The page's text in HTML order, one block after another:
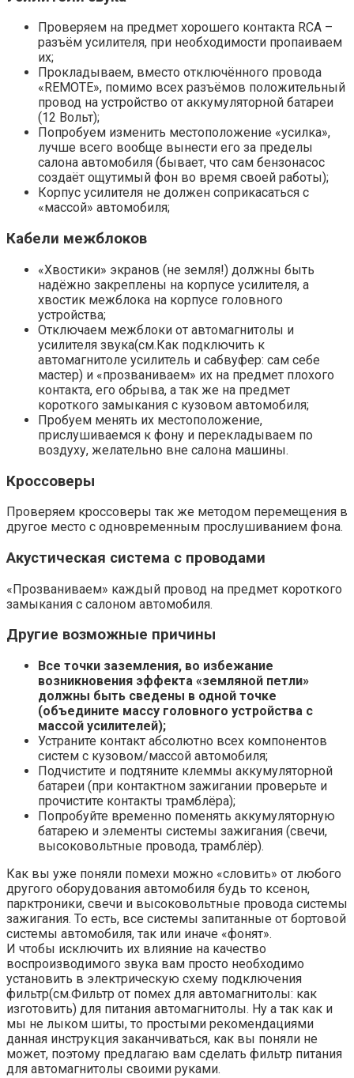
Проверяем на предмет хорошего контакта RCA –
разъём усилителя, при необходимости пропаиваем
их;
Прокладываем, вместо отключённого провода
«REMOTE», помимо всех разъёмов положительный
провод на устройство от аккумуляторной батареи
(12 Вольт);
Попробуем изменить местоположение «усилка»,
лучше всего вообще вынести его за пределы
салона автомобиля (бывает, что сам бензонасос
создаёт ощутимый фон во время своей работы);
Корпус усилителя не должен соприкасаться с
«массой» автомобиля;
Кабели межблоков
«Хвостики» экранов (не земля!) должны быть
надёжно закреплены на корпусе усилителя, а
хвостик межблока на корпусе головного
устройства;
Отключаем межблоки от автомагнитолы и
усилителя звука(см.Как подключить к
автомагнитоле усилитель и сабвуфер: сам себе
мастер) и «прозваниваем» их на предмет плохого
контакта, его обрыва, а так же на предмет
короткого замыкания с кузовом автомобиля;
Пробуем менять их местоположение,
прислушиваемся к фону и перекладываем по
воздуху, желательно вне салона машины.
Кроссоверы
Проверяем кроссоверы так же методом перемещения в
другое место с одновременным прослушиванием фона.
Акустическая система с проводами
«Прозваниваем» каждый провод на предмет короткого
замыкания с салоном автомобиля.
Другие возможные причины
Все точки заземления, во избежание
возникновения эффекта «земляной петли»
должны быть сведены в одной точке
(объедините массу головного устройства с
массой усилителей);
Устраните контакт абсолютно всех компонентов
систем с кузовом/массой автомобиля;
Подчистите и подтяните клеммы аккумуляторной
батареи (при контактном зажигании проверьте и
прочистите контакты трамблёра);
Попробуйте временно поменять аккумуляторную
батарею и элементы системы зажигания (свечи,
высоковольтные провода, трамблёр).
Как вы уже поняли помехи можно «словить» от любого
другого оборудования автомобиля будь то ксенон,
парктроники, свечи и высоковольтные провода системы
зажигания. То есть, все системы запитанные от бортовой
системы автомобиля, так или иначе «фонят».
И чтобы исключить их влияние на качество
воспроизводимого звука вам просто необходимо
установить в электрическую схему подключения
фильтр(см.Фильтр от помех для автомагнитолы: как
изготовить) для питания автомагнитолы. Ну а так как и
мы не лыком шиты, то простыми рекомендациями
данная инструкция заканчиваться, как вы поняли не
может, поэтому предлагаю вам сделать фильтр питания
для автомагнитолы своими руками.